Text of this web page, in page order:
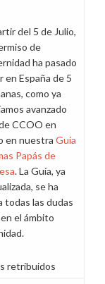
del 5 de Julio,
de
ha pasado
en España de 5
como ya
avanzado
CCOO en
en nuestra Guía
Papás de
. La Guía, ya
se ha
todas las dudas
el ámbito
retribuidos